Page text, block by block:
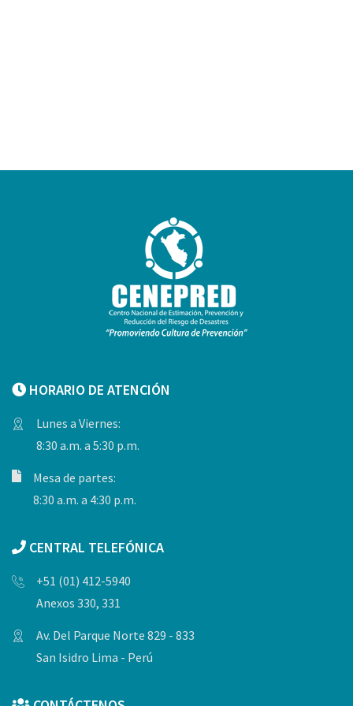
HORARIO DE ATENCIÓN
Lunes a Viernes:
8:30 a.m. a 5:30 p.m.
Mesa de partes:
8:30 a.m. a 4:30 p.m.
CENTRAL TELEFÓNICA
+51 (01) 412-5940
Anexos 330, 331
Av. Del Parque Norte 829 - 833
San Isidro Lima - Perú